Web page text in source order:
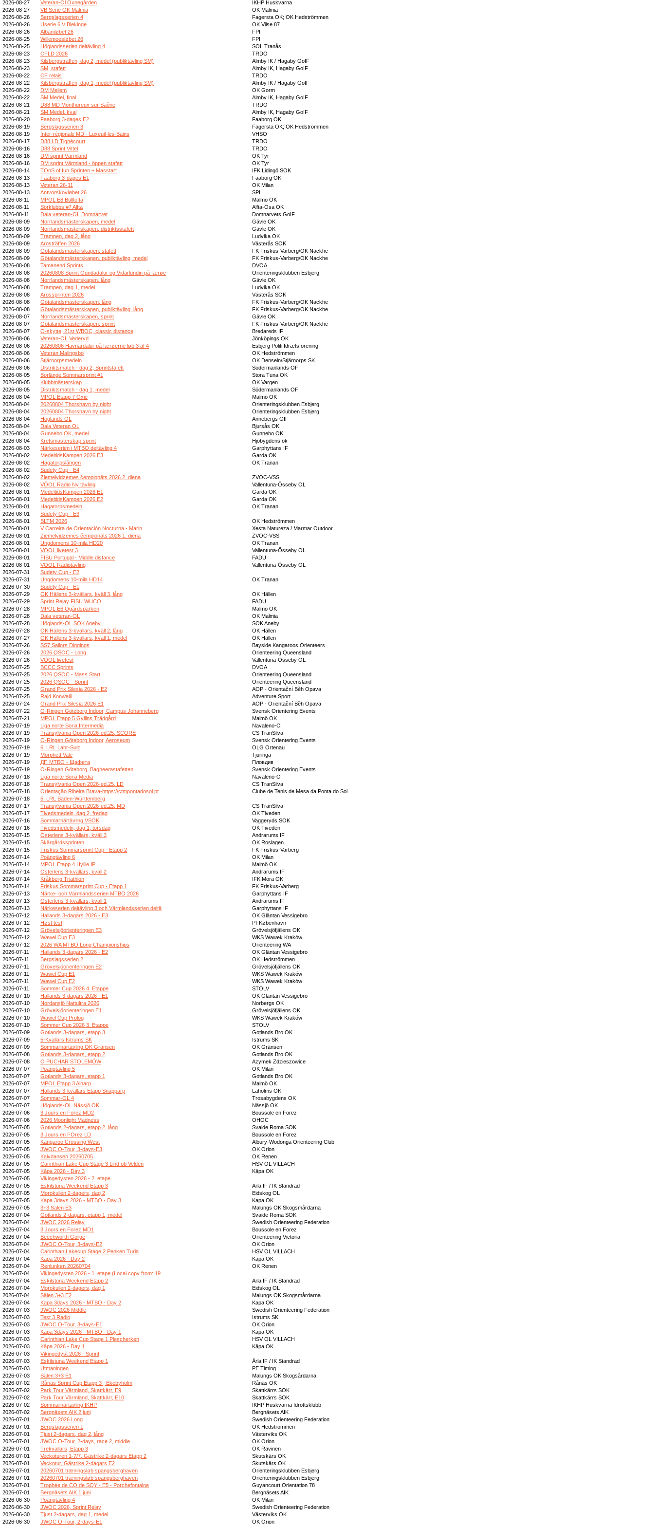
2026-08-27 Veteran-Ol Öxnegården
IKHP Huskvarna
2026-08-27
VB Serie OK Malmia
OK Malmia
2026-08-26
Bergslagsserien 4
Fagersta OK; OK Hedströmmen
2026-08-26
Userie 6 V Blekinge
OK Vilse 87
2026-08-26
Albaniløbet 26
FPI
2026-08-25
Willemoesløbet 26
FPI
2026-08-25
Höglandsserien deltävling 4
SOL Tranås
2026-08-23
CFLD 2026
TRDO
2026-08-23
Kilsbergsträffen, dag 2, medel (publiktävling SM)
Almby IK / Hagaby GoIF
2026-08-23
SM, stafett
Almby IK, Hagaby GoIF
2026-08-22
CF relais
TRDO
2026-08-22
Kilsbergsträffen, dag 1, medel (publiktävling SM)
Almby IK / Hagaby GoIF
2026-08-22
DM Mellem
OK Gorm
2026-08-22
SM Medel, final
Almby IK, Hagaby GoIF
2026-08-21
D88 MD Monthureux sur Saône
TRDO
2026-08-21
SM Medel, kval
Almby IK, Hagaby GoIF
2026-08-20
Faaborg 3-dages E2
Faaborg OK
2026-08-19
Bergslagsserien 3
Fagersta OK; OK Hedströmmen
2026-08-19
Inter-régionale MD - Luxeuil-les-Bains
VHSO
2026-08-17
D88 LD Tignécourt
TRDO
2026-08-16
D88 Sprint Vittel
TRDO
2026-08-16
DM sprint Värmland
OK Tyr
2026-08-16
DM sprint Värmland - öppen stafett
OK Tyr
2026-08-14
TOnS of fun Sprinten + Masstart
IFK Lidingö SOK
2026-08-13
Faaborg 3-dages E1
Faaborg OK
2026-08-13
Veteran 26-11
OK Milan
2026-08-13
Antvorskovløbet 26
SPI
2026-08-11
MPOL E8 Bulltofta
Malmö OK
2026-08-11
Sörklubbs #7 Alfta
Alfta-Ösa OK
2026-08-11
Dala veteran-OL Domnarvet
Domnarvets GoIF
2026-08-09
Norrlandsmästerskapen, medel
Gävle OK
2026-08-09
Norrlandsmästerskapen, distriktsstafett
Gävle OK
2026-08-09
Trampen, dag 2, lång
Ludvika OK
2026-08-09
Arosträffen 2026
Västerås SOK
2026-08-09
Götalandsmästerskapen, stafett
FK Friskus-Varberg/OK Nackhe
2026-08-09
Götalandsmästerskapen, publiktävling, medel
FK Friskus-Varberg/OK Nackhe
2026-08-08
Tamanend Sprints
DVOA
2026-08-08
20260808 Sprint Gundadalur og Vidarlundin på færøe
Orienteringsklubben Esbjerg
2026-08-08
Norrlandsmästerskapen, lång
Gävle OK
2026-08-08
Trampen, dag 1, medel
Ludvika OK
2026-08-08
Arossprinten 2026
Västerås SOK
2026-08-08
Götalandsmästerskapen, lång
FK Friskus-Varberg/OK Nackhe
2026-08-08
Götalandsmästerskapen, publiktävling, lång
FK Friskus-Varberg/OK Nackhe
2026-08-07
Norrlandsmästerskapen, sprint
Gävle OK
2026-08-07
Götalandsmästerskapen, sprint
FK Friskus-Varberg/OK Nackhe
2026-08-07
O-skytte, 21st WBOC, classic distance
Bredareds IF
2026-08-06
Veteran-OL Vederyd
Jönköpings OK
2026-08-06
20260806 Havnardalur på færøerne løb 3 af 4
Esbjerg Politi Idrætsforening
2026-08-06
Veteran Malingsbo
OK Hedströmmen
2026-08-06
Stjärnorpsmedeln
OK Denseln/Stjärnorps SK
2026-08-06
Distriktsmatch - dag 2, Sprintstafett
Södermanlands OF
2026-08-05
Borlänge Sommarsprint #1
Stora Tuna OK
2026-08-05
Klubbmästerskap
OK Vargen
2026-08-05
Distriktsmatch - dag 1, medel
Södermanlands OF
2026-08-04
MPOL Etapp 7 Oxie
Malmö OK
2026-08-04
20260804 Thorshavn by night
Orienteringsklubben Esbjerg
2026-08-04
20260804 Thorshavn by night
Orienteringsklubben Esbjerg
2026-08-04
Höglands OL
Annebergs GIF
2026-08-04
Dala Veteran OL
Bjursås OK
2026-08-04
Gunnebo OK, medel
Gunnebo OK
2026-08-04
Kretsmästerskap sprint
Hjobygdens ok
2026-08-03
Närkeserien i MTBO deltävling 4
Garphyttans IF
2026-08-02
MedeltidsKampen 2026 E3
Garda OK
2026-08-02
Hagatorpslången
OK Tranan
2026-08-02
Sudety Cup - E4
2026-08-02
Ziemeļvidzemes čempionāts 2026 2. diena
ZVOC-VSS
2026-08-02
VÖOL Radio Ny tävling
Vallentuna-Össeby OL
2026-08-01
MedeltidsKampen 2026 E1
Garda OK
2026-08-01
MedeltidsKampen 2026 E2
Garda OK
2026-08-01
Hagatorpsmedeln
OK Tranan
2026-08-01
Sudety Cup - E3
2026-08-01
BLTM 2026
OK Hedströmmen
2026-08-01
V Carreira de Orientación Nocturna - Marin
Xesta Natureza / Marmar Outdoor
2026-08-01
Ziemeļvidzemes čempionāts 2026 1. diena
ZVOC-VSS
2026-08-01
Ungdomens 10-mila HD20
OK Tranan
2026-08-01
VOOL livetest 3
Vallentuna-Össeby OL
2026-08-01
FISU Portugal - Middle distance
FADU
2026-08-01
VOOL Radiotävling
Vallentuna-Össeby OL
2026-07-31
Sudety Cup - E2
2026-07-31
Ungdomens 10-mila HD14
OK Tranan
2026-07-30
Sudety Cup - E1
2026-07-29
OK Hällens 3-kvällars, kväll 3, lång
OK Hällen
2026-07-29
Sprint Relay FISU WUCO
FADU
2026-07-28
MPOL E6 Ögårdsparken
Malmö OK
2026-07-28
Dala veteran-OL
OK Malmia
2026-07-28
Höglands-OL SOK Aneby
SOK Aneby
2026-07-28
OK Hällens 3-kvällars, kväll 2, lång
OK Hällen
2026-07-27
OK Hällens 3-kvällars, kväll 1, medel
OK Hällen
2026-07-26
SS7 Sailors Diggings
Bayside Kangaroos Orienteers
2026-07-26
2026 QSOC - Long
Orienteering Queensland
2026-07-26
VÖOL livetest
Vallentuna-Össeby OL
2026-07-25
BCCC Sprints
DVOA
2026-07-25
2026 QSOC - Mass Start
Orienteering Queensland
2026-07-25
2026 QSOC - Sprint
Orienteering Queensland
2026-07-25
Grand Prix Silesia 2026 - E2
AOP - Orientační Běh Opava
2026-07-25
Rajd Konwalii
Adventure Sport
2026-07-24
Grand Prix Silesia 2026 E1
AOP - Orientační Běh Opava
2026-07-22
O-Ringen Göteborg Indoor, Campus Johanneberg
Svensk Orientering Events
2026-07-21
MPOL Etapp 5 Gyllins Trädgård
Malmö OK
2026-07-19
Liga norte Soria Intermedia
Navaleno-O
2026-07-19
Transylvania Open 2026-ed.25, SCORE
CS TranSilva
2026-07-19
O-Ringen Göteborg Indoor, Aeroseum
Svensk Orientering Events
2026-07-19
6. LRL Lahr-Sulz
OLG Ortenau
2026-07-19
Morphett Vale
Tjuringa
2026-07-19
ДП МТБО - Щафета
Пловдив
2026-07-19
O-Ringen Göteborg, Bagheerastafetten
Svensk Orientering Events
2026-07-18
Liga norte Soria Media
Navaleno-O
2026-07-18
Transylvania Open 2026-ed.25, LD
CS TranSilva
2026-07-18
Orientação Ribeira Brava-https://ctmpontadosol.pt
Clube de Tenis de Mesa da Ponta do Sol
2026-07-18
5. LRL Baden-Württemberg
2026-07-17
Transylvania Open 2026-ed.25, MD
CS TranSilva
2026-07-17
Tivedsmedeln, dag 2, fredag
OK Tiveden
2026-07-16
Sommarnärtävling VSOK
Vaggeryds SOK
2026-07-16
Tivedsmedeln, dag 1, torsdag
OK Tiveden
2026-07-15
Österlens 3-kvällars, kväll 3
Andrarums IF
2026-07-15
Skärgårdssprinten
OK Roslagen
2026-07-15
Friskus Sommarsprint Cup - Etapp 2
FK Friskus-Varberg
2026-07-14
Poängtävling 6
OK Milan
2026-07-14
MPOL Etapp 4 Hyllie IP
Malmö OK
2026-07-14
Österlens 3-kvällars, kväll 2
Andrarums IF
2026-07-14
Kråkberg Triathlon
IFK Mora OK
2026-07-14
Friskus Sommarsprint Cup - Etapp 1
FK Friskus-Varberg
2026-07-13
Närke- och Värmlandsserien MTBO 2026
Garphyttans IF
2026-07-13
Österlens 3-kvällars, kväll 1
Andrarums IF
2026-07-13
Närkeserien deltävling 3 och Värmlandsserien deltä
Garphyttans IF
2026-07-12
Hallands 3-dagars 2026 - E3
OK Gläntan Vessigebro
2026-07-12
Høst test
PI-København
2026-07-12
Grövelsjöorienteringen E3
Grövelsjöfjällens OK
2026-07-12
Wawel Cup E3
WKS Wawek Kraków
2026-07-12
2026 WA MTBO Long Championships
Orienteering WA
2026-07-11
Hallands 3-dagars 2026 - E2
OK Gläntan Vessigebro
2026-07-11
Bergslagsserien 2
OK Hedströmmen
2026-07-11
Grövelsjöorienteringen E2
Grövelsjöfjällens OK
2026-07-11
Wawel Cup E1
WKS Wawek Kraków
2026-07-11
Wawel Cup E2
WKS Wawek Kraków
2026-07-11
Sommer Cup 2026 4. Etappe
STOLV
2026-07-10
Hallands 3-dagars 2026 - E1
OK Gläntan Vessigebro
2026-07-10
Nordansjö Nattultra 2026
Norbergs OK
2026-07-10
Grövelsjöorienteringen E1
Grövelsjöfjällens OK
2026-07-10
Wawel Cup Prolog
WKS Wawek Kraków
2026-07-10
Sommer Cup 2026 3. Etappe
STOLV
2026-07-09
Gotlands 3-dagars, etapp 3
Gotlands Bro OK
2026-07-09
5-Kvällars Istrums SK
Istrums SK
2026-07-09
Sommarnärtävling OK Gränsen
OK Gränsen
2026-07-08
Gotlands 3-dagars, etapp 2
Gotlands Bro OK
2026-07-08
O PUCHAR STOLEMÓW
Azymek Zdzieszowice
2026-07-07
Poängtävling 5
OK Milan
2026-07-07
Gotlands 3-dagars, etapp 1
Gotlands Bro OK
2026-07-07
MPOL Etapp 3 Alnarp
Malmö OK
2026-07-07
Hallands 3-kvällars Etapp Snapparp
Laholms OK
2026-07-07
Sommar-OL 4
Trosabygdens OK
2026-07-07
Höglands-OL Nässjö OK
Nässjö OK
2026-07-06
3 Jours en Forez MD2
Boussole en Forez
2026-07-06
2026 Moonlight Madness
OHOC
2026-07-05
Gotlands 2-dagars, etapp 2, lång
Svaide Roma SOK
2026-07-05
3 Jours en FOrez LD
Boussole en Forez
2026-07-05
Kangaroo Crossing West
Albury-Wodonga Orienteering Club
2026-07-05
JWOC O-Tour, 3-days-E3
OK Orion
2026-07-05
Kalvdansen 20260705
OK Renen
2026-07-05
Carinthian Lake Cup Stage 3 Lind ob Velden
HSV OL VILLACH
2026-07-05
Kāpa 2026 - Day 3
Kāpa OK
2026-07-05
Vikingedysten 2026 - 2. etape
2026-07-05
Eskilstuna Weekend Etapp 3
Ärla IF / IK Standrad
2026-07-05
Morokulien 2-dagers, dag 2
Eidskog OL
2026-07-05
Kapa 3days 2026 - MTBO - Day 3
Kapa OK
2026-07-05
3+3 Sälen E3
Malungs OK Skogsmårdarna
2026-07-04
Gotlands 2-dagars, etapp 1, medel
Svaide Roma SOK
2026-07-04
JWOC 2026 Relay
Swedish Orienteering Federation
2026-07-04
3 Jours en Forez MD1
Boussole en Forez
2026-07-04
Beechworth Gorge
Orienteering Victoria
2026-07-04
JWOC O-Tour, 3-days-E2
OK Orion
2026-07-04
Carinthian Lakecup Stage 2 Penken Turia
HSV OL VILLACH
2026-07-04
Kāpa 2026 - Day 2
Kāpa OK
2026-07-04
Renlunken 20260704
OK Renen
2026-07-04
Vikingedysten 2026 - 1. etape (Local copy from: 19
2026-07-04
Eskilstuna Weekend Etapp 2
Ärla IF / IK Standrad
2026-07-04
Morokulien 2-dagers, dag 1
Eidskog OL
2026-07-04
Sälen 3+3 E2
Malungs OK Skogsmårdarna
2026-07-04
Kapa 3days 2026 - MTBO - Day 2
Kapa OK
2026-07-03
JWOC 2026 Middle
Swedish Orienteering Federation
2026-07-03
Test 3 Radio
Istrums SK
2026-07-03
JWOC O-Tour, 3-days-E1
OK Orion
2026-07-03
Kapa 3days 2026 - MTBO - Day 1
Kapa OK
2026-07-03
Carinthian Lake Cup Stage 1 Plescherken
HSV OL VILLACH
2026-07-03
Kāpa 2026 - Day 1
Kāpa OK
2026-07-03
Vikingedyst 2026 - Sprint
2026-07-03
Eskilstuna Weekend Etapp 1
Ärla IF / IK Standrad
2026-07-03
Utmaningen
PE Timing
2026-07-03
Sälen 3+3 E1
Malungs OK Skogsårdarna
2026-07-02
Rånäs Sprint Cup Etapp 3 , Ekebyholm
Rånäs OK
2026-07-02
Park Tour Värmland, Skattkärr, E9
Skattkärrs SOK
2026-07-02
Park Tour Värmland, Skattkärr, E10
Skattkärrs SOK
2026-07-02
Sommarnärtävling IKHP
IKHP Huskvarna Idrottsklubb
2026-07-02
Bergnäsets AIK 2 juni
Bergnäsets AIK
2026-07-01
JWOC 2026 Long
Swedish Orienteering Federation
2026-07-01
Bergslagsserien 1
OK Hedströmmen
2026-07-01
Tjust 2-dagars, dag 2, lång
Västerviks OK
2026-07-01
JWOC O-Tour, 2-days, race 2, middle
OK Orion
2026-07-01
Trekvällars, Etapp 3
OK Ravinen
2026-07-01
Veckoturen 1-7/7, Gästrike 2-dagars Etapp 2
Skutskärs OK
2026-07-01
Veckotur, Gästrike 2-dagars E2
Skutskärs OK
2026-07-01
20260701 træningsløb spangsberghaven
Orienteringsklubben Esbjerg
2026-07-01
20260701 træningsløb spangsberghaven
Orienteringsklubben Esbjerg
2026-07-01
Trophée de CO de SQY - E5 - Porchefontaine
Guyancourt Orientation 78
2026-07-01
Bergnäsets AIK 1 juni
Bergnäsets AIK
2026-06-30
Poängtävling 4
OK Milan
2026-06-30
JWOC 2026, Sprint Relay
Swedish Orienteering Federation
2026-06-30
Tjust 2-dagars, dag 1, medel
Västerviks OK
2026-06-30
JWOC O-Tour, 2-days-E1
OK Orion